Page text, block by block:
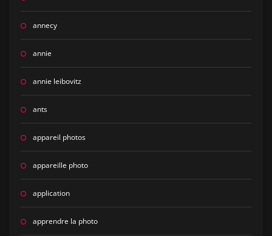
annecy
annie
annie leibovitz
ants
appareil photos
appareille photo
application
apprendre la photo